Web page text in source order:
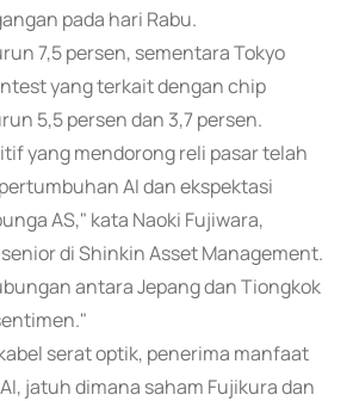
pada hari Rabu.
7,5 persen, sementara Tokyo
yang terkait dengan chip
5,5 persen dan 3,7 persen.
yang mendorong reli pasar telah
AI dan ekspektasi
AS," kata Naoki Fujiwara,
di Shinkin Asset Management.
antara Jepang dan Tiongkok
serat optik, penerima manfaat
jatuh dimana saham Fujikura dan